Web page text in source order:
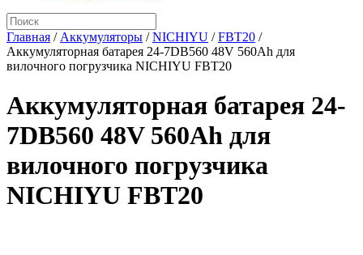
Главная / Аккумуляторы /NICHIYU /FBT20 /
Аккумуляторная батарея 24-7DB560 48V 560Ah для
вилочного погрузчика NICHIYU FBT20
Аккумуляторная батарея 24-
7DB560 48V 560Ah для
вилочного погрузчика
NICHIYU FBT20